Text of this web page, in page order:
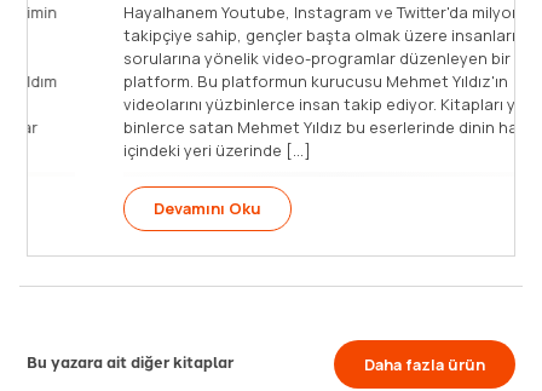
Hayalhanem Youtube, Instagram ve Twitter'da milyonlarca
takipçiye sahip, gençler başta olmak üzere insanların
sorularına yönelik video-programlar düzenleyen bir
platform. Bu platformun kurucusu Mehmet Yıldız'ın
videolarını yüzbinlerce insan takip ediyor. Kitapları yüz
binlerce satan Mehmet Yıldız bu eserlerinde dinin hayat
içindeki yeri üzerinde [...]
Devamını Oku
Bu yazara ait diğer kitaplar Daha fazla ürün